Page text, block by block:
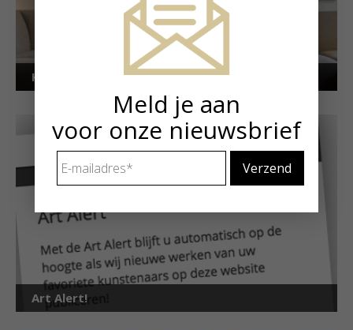
Kunstuitleen voor particulieren
Art Alert!
Meld je aan
voor onze nieuwsbrief
mailadres *